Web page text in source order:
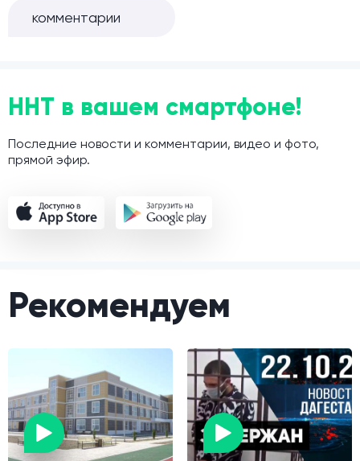
комментарии
ННТ в вашем смартфоне!
Последние новости и комментарии, видео и фото,
прямой эфир.
Рекомендуем